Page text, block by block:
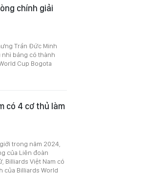
chính giải
Trần Đức Minh
bảng có thành
Cup Bogota
có 4 cơ thủ làm
trong năm 2024,
của Liên đoàn
Billiards Việt Nam có
của Billiards World